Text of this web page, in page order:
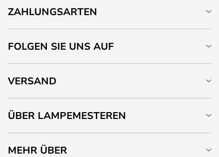
ZAHLUNGSARTEN
FOLGEN SIE UNS AUF
VERSAND
ÜBER LAMPEMESTEREN
MEHR ÜBER